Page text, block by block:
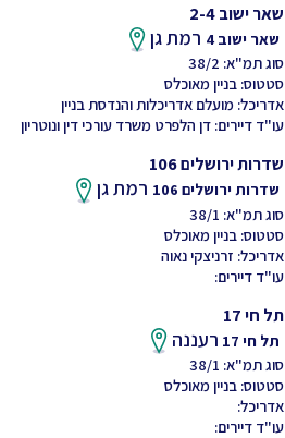
שאר ישוב 2-4
שאר ישוב 4 רמת גן
סוג תמ"א: 38/2
סטטוס: בניין מאוכלס
אדריכל: מועלם אדריכלות והנדסת בניין
עו"ד דיירים: דן הלפרט משרד עורכי דין ונוטריון
שדרות ירושלים 106
שדרות ירושלים 106 רמת גן
סוג תמ"א: 38/1
סטטוס: בניין מאוכלס
אדריכל: זרניצקי נאוה
עו"ד דיירים:
תל חי 17
תל חי 17 רעננה
סוג תמ"א: 38/1
סטטוס: בניין מאוכלס
אדריכל:
עו"ד דיירים: